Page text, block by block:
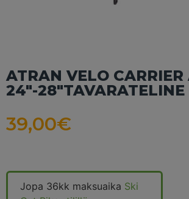
ATRAN VELO CARRIER
24″-28″TAVARATELINE
39,00€
Jopa 36kk maksuaika Ski